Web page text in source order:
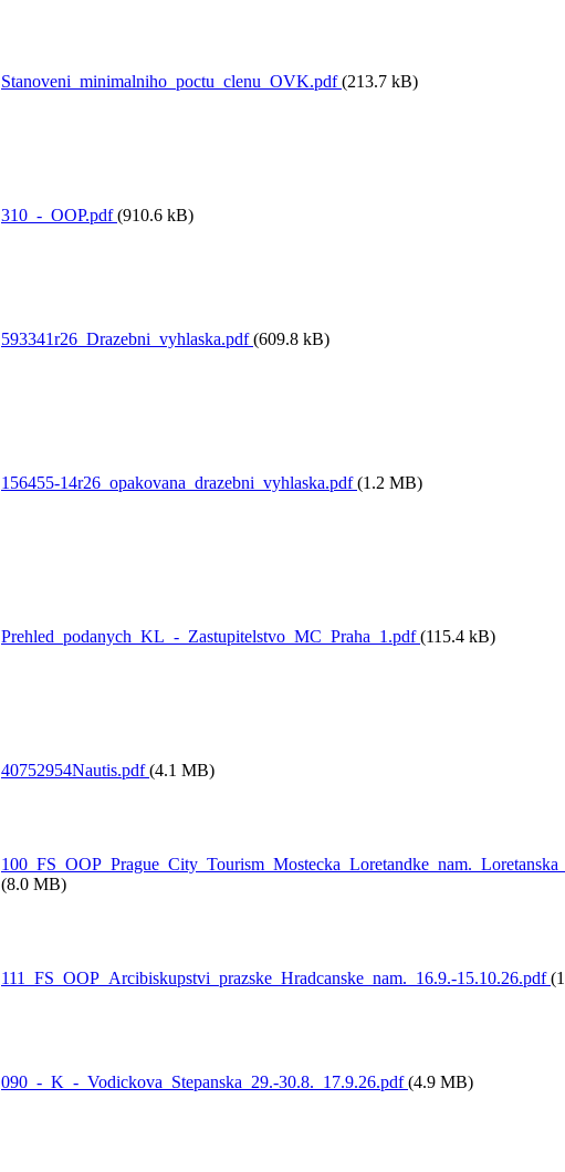
Stanoveni_minimalniho_poctu_clenu_OVK.pdf(213.7 kB)
310_-_OOP.pdf(910.6 kB)
593341r26_Drazebni_vyhlaska.pdf(609.8 kB)
156455-14r26_opakovana_drazebni_vyhlaska.pdf(1.2 MB)
Prehled_podanych_KL_-_Zastupitelstvo_MC_Praha_1.pdf(115.4 kB)
40752954Nautis.pdf(4.1 MB)
(8.0 MB)
111_FS_OOP_Arcibiskupstvi_prazske_Hradcanske_nam._16.9.-15.10.26.pdf
090_-_K_-_Vodickova_Stepanska_29.-30.8._17.9.26.pdf(4.9 MB)